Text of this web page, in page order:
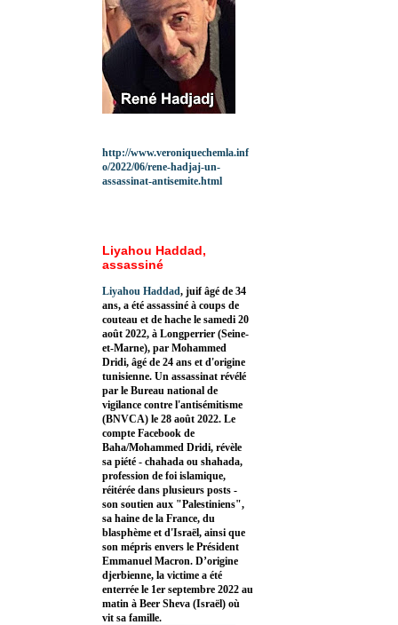
http://www.veroniquechemla.inf
o/2022/06/rene-hadjaj-un-
assassinat-antisemite.html
Liyahou Haddad,
assassiné
Liyahou Haddad, juif âgé de 34
ans, a été assassiné à coups de
couteau et de hache le samedi 20
août 2022, à Longperrier (Seine-
et-Marne), par Mohammed
Dridi, âgé de 24 ans et d'origine
tunisienne. Un assassinat révélé
par le Bureau national de
vigilance contre l'antisémitisme
(BNVCA) le 28 août 2022. Le
compte Facebook de
Baha/Mohammed Dridi, révèle
sa piété - chahada ou shahada,
profession de foi islamique,
réitérée dans plusieurs posts -
son soutien aux "Palestiniens",
sa haine de la France, du
blasphème et d'Israël, ainsi que
son mépris envers le Président
Emmanuel Macron. D’origine
djerbienne, la victime a été
enterrée le 1er septembre 2022 au
matin à Beer Sheva (Israël) où
vit sa famille.